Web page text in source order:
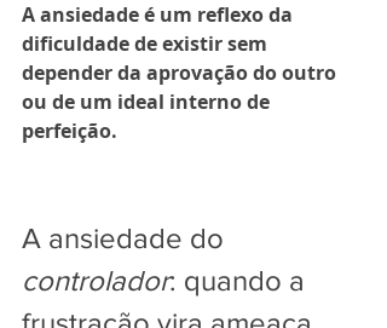
A ansiedade é um reflexo da
dificuldade de existir sem
depender da aprovação do outro
ou de um ideal interno de
perfeição.
A ansiedade do
controlador: quando a